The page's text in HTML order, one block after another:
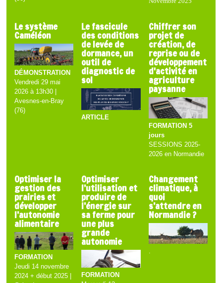
Le système
Caméléon
DÉMONSTRATION
Vendredi 29 mai
2026 à 13h30 |
Avesnes-en-Bray
(76)
Le fascicule
des conditions
de levée de
dormance, un
outil de
diagnostic de
sol
ARTICLE
Chiffrer son
projet de
création, de
reprise ou de
développement
d'activité en
agriculture
paysanne
FORMATION 5
jours
SESSIONS 2025-
2026 en Normandie
Optimiser la
gestion des
prairies et
développer
l’autonomie
alimentaire
FORMATION
Jeudi 14 novembre
2024 + début 2025 |
Optimiser
l’utilisation et
produire de
l’énergie sur
sa ferme pour
une plus
grande
autonomie
FORMATION
Changement
climatique, à
quoi
s’attendre en
Normandie ?
.